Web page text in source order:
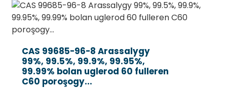
CAS 99685-96-8 Arassalygy
99%, 99.5%, 99.9%, 99.95%,
99.99% bolan uglerod 60 fulleren
C60 poroşogy...